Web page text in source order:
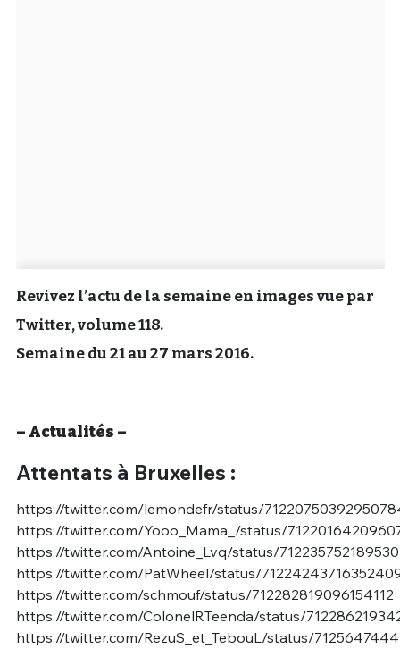
Revivez l’actu de la semaine en images vue par
Twitter, volume 118.
Semaine du 21 au 27 mars 2016.
– Actualités –
Attentats à Bruxelles :
https://twitter.com/lemondefr/status/
https://twitter.com/Yooo_Mama_/status/
https://twitter.com/Antoine_Lvq/status/
https://twitter.com/PatWheel/status/
https://twitter.com/schmouf/status/712282819096154112
https://twitter.com/ColonelRTeenda/status/
https://twitter.com/RezuS_et_TebouL/status/